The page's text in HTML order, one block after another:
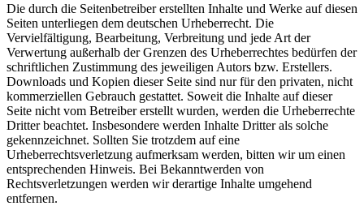
Die durch die Seitenbetreiber erstellten Inhalte und Werke auf diesen
Seiten unterliegen dem deutschen Urheberrecht. Die
Vervielfältigung, Bearbeitung, Verbreitung und jede Art der
Verwertung außerhalb der Grenzen des Urheberrechtes bedürfen der
schriftlichen Zustimmung des jeweiligen Autors bzw. Erstellers.
Downloads und Kopien dieser Seite sind nur für den privaten, nicht
kommerziellen Gebrauch gestattet. Soweit die Inhalte auf dieser
Seite nicht vom Betreiber erstellt wurden, werden die Urheberrechte
Dritter beachtet. Insbesondere werden Inhalte Dritter als solche
gekennzeichnet. Sollten Sie trotzdem auf eine
Urheberrechtsverletzung aufmerksam werden, bitten wir um einen
entsprechenden Hinweis. Bei Bekanntwerden von
Rechtsverletzungen werden wir derartige Inhalte umgehend
entfernen.